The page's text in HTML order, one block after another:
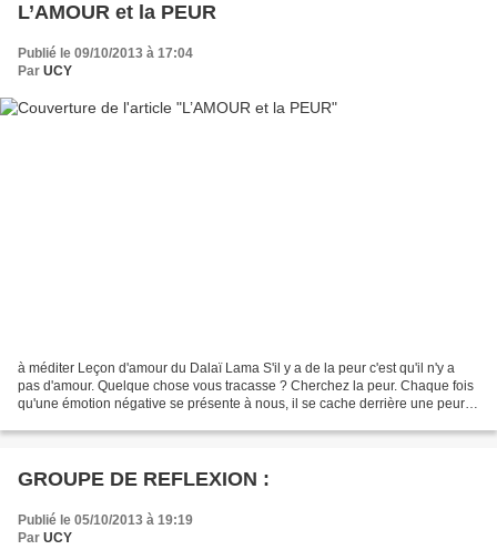
L’AMOUR et la PEUR
Publié le 09/10/2013 à 17:04
Par UCY
à méditer Leçon d'amour du Dalaï Lama S'il y a de la peur c'est qu'il n'y a
pas d'amour. Quelque chose vous tracasse ? Cherchez la peur. Chaque fois
qu'une émotion négative se présente à nous, il se cache derrière une peur.
GROUPE DE REFLEXION :
Publié le 05/10/2013 à 19:19
Par UCY